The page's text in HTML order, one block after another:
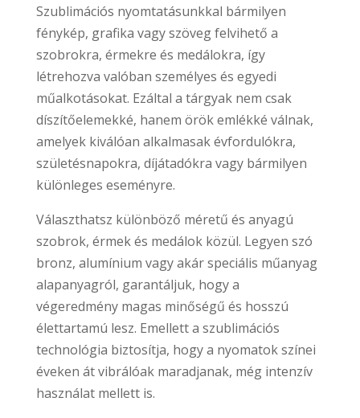
Szublimációs nyomtatásunkkal bármilyen
fénykép, grafika vagy szöveg felvihető a
szobrokra, érmekre és medálokra, így
létrehozva valóban személyes és egyedi
műalkotásokat. Ezáltal a tárgyak nem csak
díszítőelemekké, hanem örök emlékké válnak,
amelyek kiválóan alkalmasak évfordulókra,
születésnapokra, díjátadókra vagy bármilyen
különleges eseményre.
Választhatsz különböző méretű és anyagú
szobrok, érmek és medálok közül. Legyen szó
bronz, alumínium vagy akár speciális műanyag
alapanyagról, garantáljuk, hogy a
végeredmény magas minőségű és hosszú
élettartamú lesz. Emellett a szublimációs
technológia biztosítja, hogy a nyomatok színei
éveken át vibrálóak maradjanak, még intenzív
használat mellett is.